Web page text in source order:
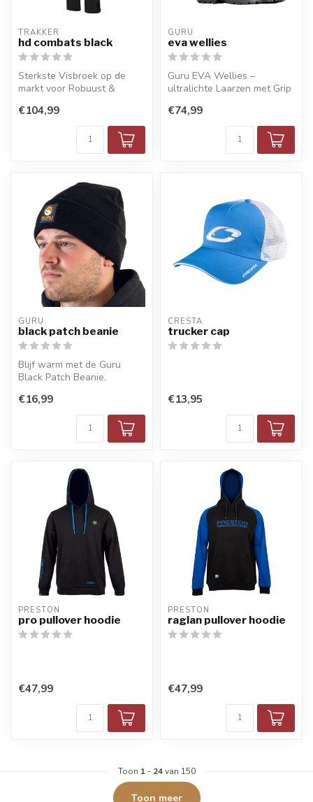
TRAKKER
hd combats black
Sterkste Visbroek op de
markt voor Robuust &
€104,99
GURU
eva wellies
Guru EVA Wellies –
ultralichte Laarzen met Grip
€74,99
GURU
black patch beanie
Blijf warm met de Guru
Black Patch Beanie.
rekbaar desig...
€16,99
CRESTA
trucker cap
€13,95
PRESTON
pro pullover hoodie
€47,99
PRESTON
raglan pullover hoodie
€47,99
Toon 1- 24van 150
Toon meer